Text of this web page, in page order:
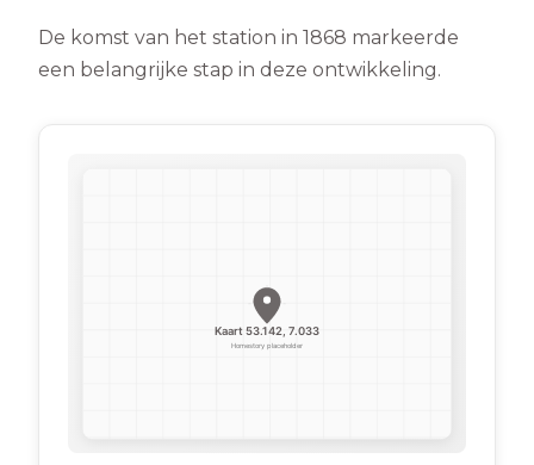
De komst van het station in 1868 markeerde
een belangrijke stap in deze ontwikkeling.